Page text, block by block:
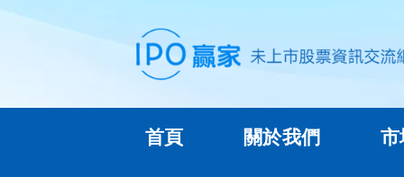
首頁 關於我們 市